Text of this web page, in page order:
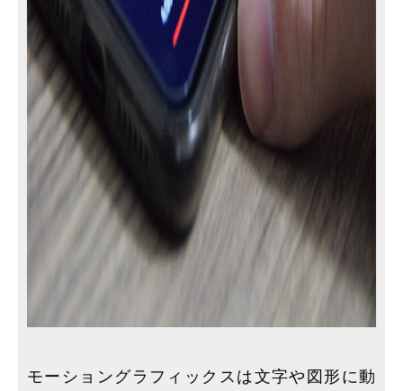
モーショングラフィックスは文字や図形に動